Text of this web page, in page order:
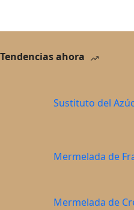
Tendencias ahora
Sustituto del
Mermelada de
Mermelada de